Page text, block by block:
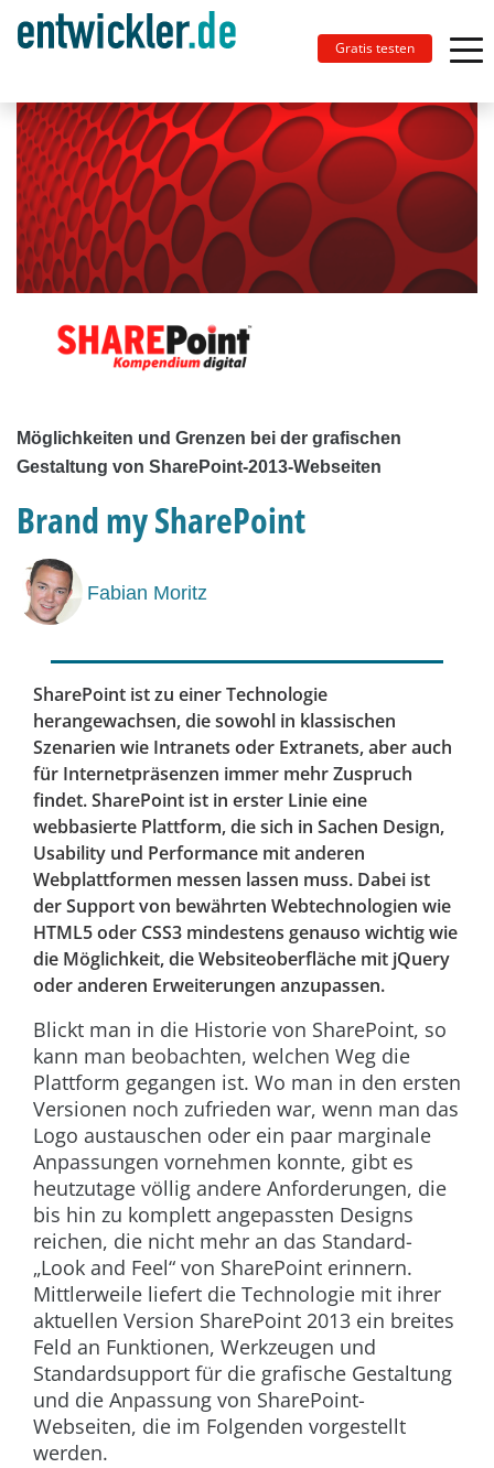
Gratis testen
Möglichkeiten und Grenzen bei der grafischen
Gestaltung von SharePoint-2013-Webseiten
Brand my SharePoint
Fabian Moritz
SharePoint ist zu einer Technologie
herangewachsen, die sowohl in klassischen
Szenarien wie Intranets oder Extranets, aber auch
für Internetpräsenzen immer mehr Zuspruch
findet. SharePoint ist in erster Linie eine
webbasierte Plattform, die sich in Sachen Design,
Usability und Performance mit anderen
Webplattformen messen lassen muss. Dabei ist
der Support von bewährten Webtechnologien wie
HTML5 oder CSS3 mindestens genauso wichtig wie
die Möglichkeit, die Websiteoberfläche mit jQuery
oder anderen Erweiterungen anzupassen.
Blickt man in die Historie von SharePoint, so
kann man beobachten, welchen Weg die
Plattform gegangen ist. Wo man in den ersten
Versionen noch zufrieden war, wenn man das
Logo austauschen oder ein paar marginale
Anpassungen vornehmen konnte, gibt es
heutzutage völlig andere Anforderungen, die
bis hin zu komplett angepassten Designs
reichen, die nicht mehr an das Standard-
„Look and Feel“ von SharePoint erinnern.
Mittlerweile liefert die Technologie mit ihrer
aktuellen Version SharePoint 2013 ein breites
Feld an Funktionen, Werkzeugen und
Standardsupport für die grafische Gestaltung
und die Anpassung von SharePoint-
Webseiten, die im Folgenden vorgestellt
werden.